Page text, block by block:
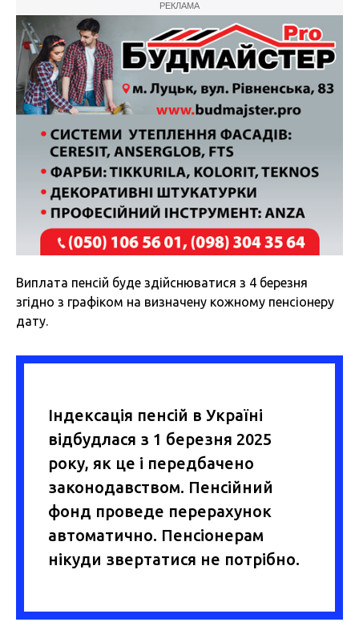
РЕКЛАМА
Виплата пенсій буде здійснюватися з 4 березня
згідно з графіком на визначену кожному пенсіонеру
дату.
Індексація пенсій в Україні
відбудлася з 1 березня 2025
року, як це і передбачено
законодавством. Пенсійний
фонд проведе перерахунок
автоматично. Пенсіонерам
нікуди звертатися не потрібно.